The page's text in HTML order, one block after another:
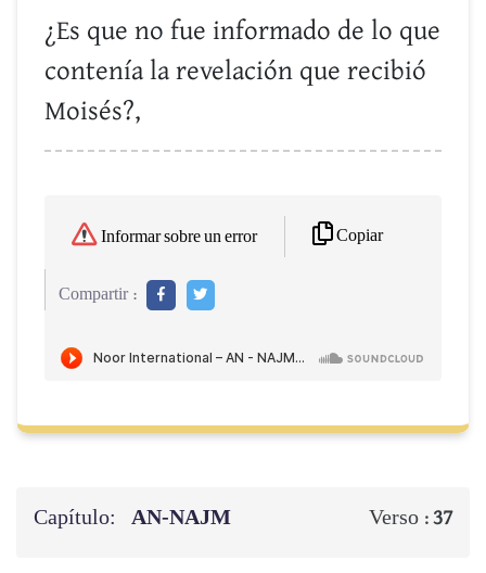
¿Es que no fue informado de lo que
contenía la revelación que recibió
Moisés?,
Informar sobre un error Copiar
Compartir :
Capítulo: AN-NAJM Verso :37